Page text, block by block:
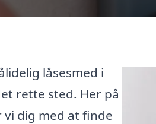
låsesmed i
rette sted. Her på
dig med at finde